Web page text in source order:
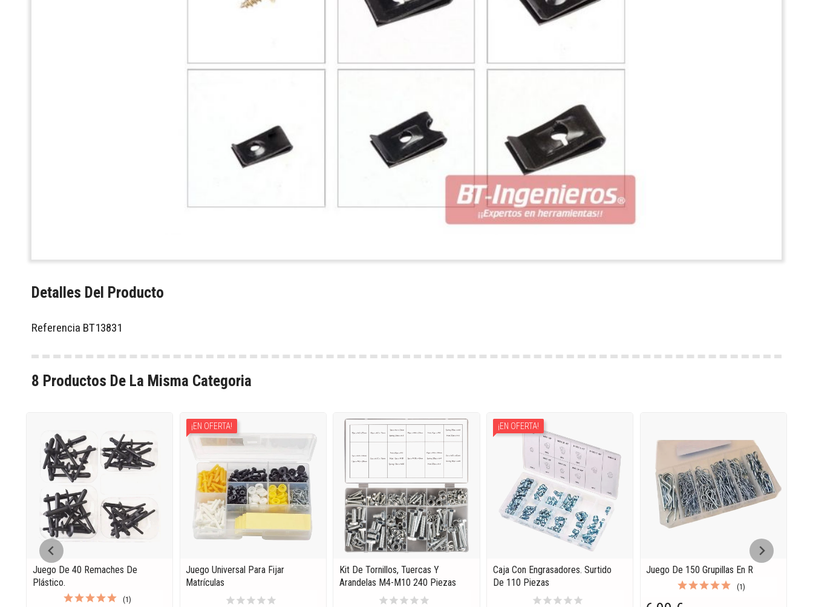
Detalles Del Producto
Referencia BT13831
8 Productos De La Misma Categoria
Juego De 40 Remaches De
Plástico.
(1)
Juego Universal Para Fijar
Matrículas
starstarstarstarstar
¡EN OFERTA!
Kit De Tornillos, Tuercas Y
Arandelas M4-M10 240 Piezas
starstarstarstarstar
Caja Con Engrasadores. Surtido
De 110 Piezas
starstarstarstarstar
¡EN OFERTA!
Juego De 150 Grupillas En R
(1)